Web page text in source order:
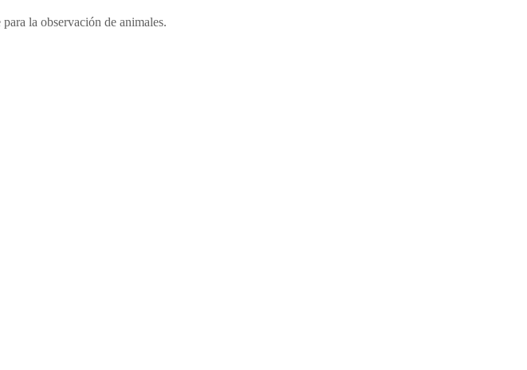
la observación de animales.